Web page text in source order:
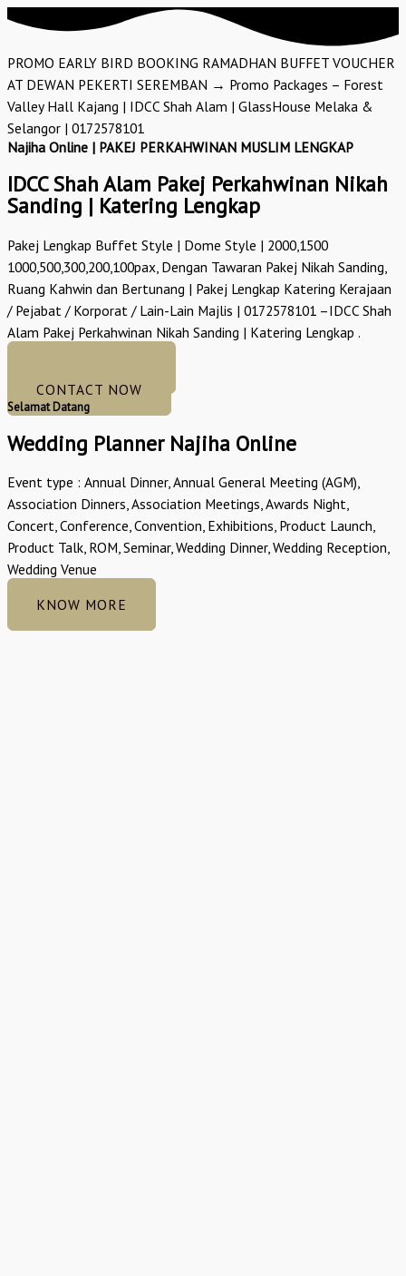
PROMO EARLY BIRD BOOKING RAMADHAN BUFFET VOUCHER
AT DEWAN PEKERTI SEREMBAN → Promo Packages – Forest
Valley Hall Kajang | IDCC Shah Alam | GlassHouse Melaka &
Selangor | 0172578101
Najiha Online | PAKEJ PERKAHWINAN MUSLIM LENGKAP
IDCC Shah Alam Pakej Perkahwinan Nikah
Sanding | Katering Lengkap
Pakej Lengkap Buffet Style | Dome Style | 2000,1500
1000,500,300,200,100pax, Dengan Tawaran Pakej Nikah Sanding,
Ruang Kahwin dan Bertunang | Pakej Lengkap Katering Kerajaan
/ Pejabat / Korporat / Lain-Lain Majlis | 0172578101 –IDCC Shah
Alam Pakej Perkahwinan Nikah Sanding | Katering Lengkap .
CONTACT NOW
Selamat Datang
Wedding Planner Najiha Online
Event type : Annual Dinner, Annual General Meeting (AGM),
Association Dinners, Association Meetings, Awards Night,
Concert, Conference, Convention, Exhibitions, Product Launch,
Product Talk, ROM, Seminar, Wedding Dinner, Wedding Reception,
Wedding Venue
KNOW MORE